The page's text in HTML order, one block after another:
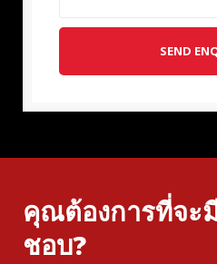
SEND
คุณต้องการที่จ
ชอบ?